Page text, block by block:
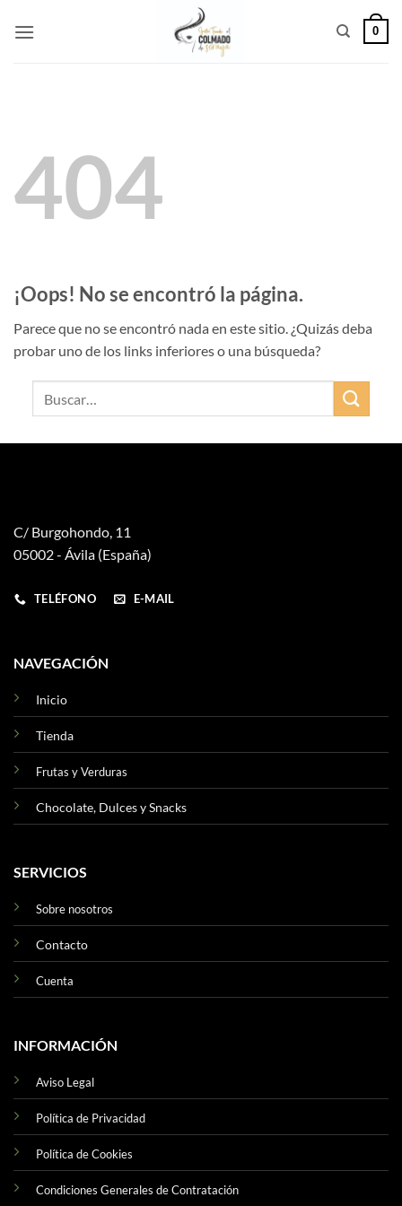
0
404
¡Oops! No se encontró la página.
Parece que no se encontró nada en este sitio. ¿Quizás deba
probar uno de los links inferiores o una búsqueda?
C/ Burgohondo, 11
05002 - Ávila (España)
TELÉFONO E-MAIL
NAVEGACIÓN
Inicio
Tienda
Frutas y Verduras
Chocolate, Dulces y Snacks
SERVICIOS
Sobre nosotros
Contacto
Cuenta
INFORMACIÓN
Aviso Legal
Política de Privacidad
Política de Cookies
Condiciones Generales de Contratación